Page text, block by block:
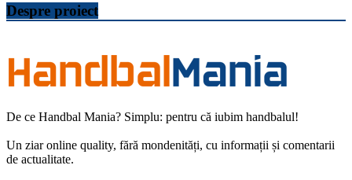
Despre proiect
De ce Handbal Mania? Simplu: pentru că iubim handbalul!
Un ziar online quality, fără mondenități, cu informații și comentarii
de actualitate.